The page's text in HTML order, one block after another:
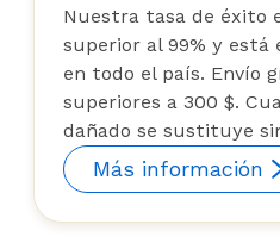
Nuestra tasa de éxito
superior al 99% y
en todo el país. Envío
superiores a 300 $.
dañado se sustituye
Más información